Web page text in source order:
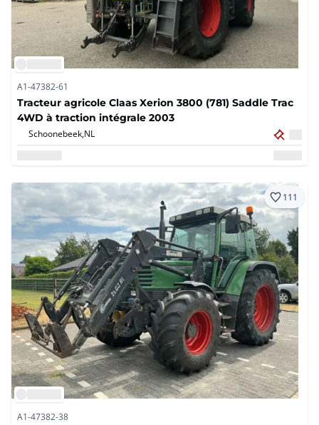
A1-47382-61
Tracteur agricole Claas Xerion 3800 (781) Saddle Trac
4WD à traction intégrale 2003
Schoonebeek,NL
111
A1-47382-38